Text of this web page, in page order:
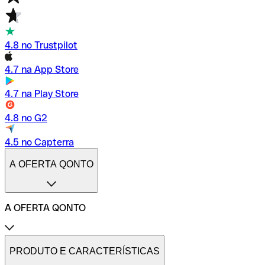
4.8 no Trustpilot
4.7 na App Store
4.7 na Play Store
4.8 no G2
4.5 no Capterra
A OFERTA QONTO
A OFERTA QONTO
Tarifas
Conta profissional online
PRODUTO E CARACTERÍSTICAS